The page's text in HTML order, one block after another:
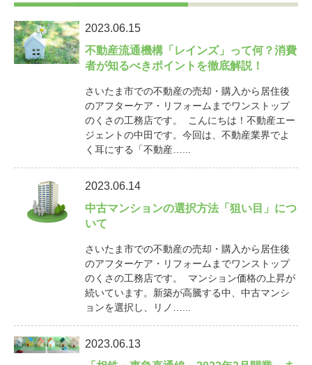
2023.06.15
不動産流通機構「レインズ」って何？消費
者が知るべきポイントを徹底解説！
さいたま市での不動産の売却・購入から居住後
のアフターケア・リフォームまでワンストップ
のくさの工務店です。 こんにちは！不動産エー
ジェントの中田です。今回は、不動産業界でよ
く耳にする「不動産…...
2023.06.14
中古マンションの選択方法「狙い目」につ
いて
さいたま市での不動産の売却・購入から居住後
のアフターケア・リフォームまでワンストップ
のくさの工務店です。 マンション価格の上昇が
続いています。新築が高騰する中、中古マンシ
ョンを選択し、リノ…...
2023.06.13